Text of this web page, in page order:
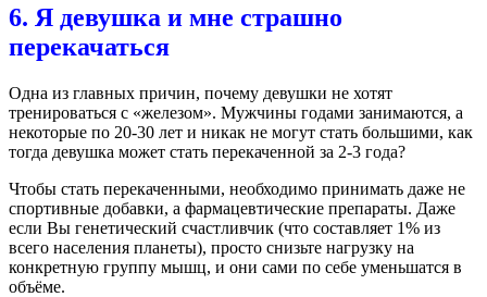
6. Я девушка и мне страшно
перекачаться
Одна из главных причин, почему девушки не хотят
тренироваться с «железом». Мужчины годами занимаются, а
некоторые по 20-30 лет и никак не могут стать большими, как
тогда девушка может стать перекаченной за 2-3 года?
Чтобы стать перекаченными, необходимо принимать даже не
спортивные добавки, а фармацевтические препараты. Даже
если Вы генетический счастливчик (что составляет 1% из
всего населения планеты), просто снизьте нагрузку на
конкретную группу мышц, и они сами по себе уменьшатся в
объёме.